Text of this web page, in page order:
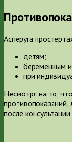
Асперуга
детям;
беременным
при
Несмотря на то,
противопоказаний,
после